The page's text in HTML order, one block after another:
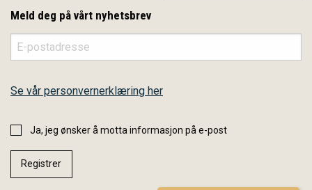
Meld deg på vårt nyhetsbrev
Se vår personvernerklæring her
Ja, jeg ønsker å motta informasjon på e-post